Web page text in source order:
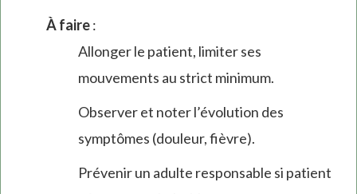
À faire:
Allonger le patient, limiter ses
mouvements au strict minimum.
Observer et noter l’évolution des
symptômes (douleur, fièvre).
Prévenir un adulte responsable si patient